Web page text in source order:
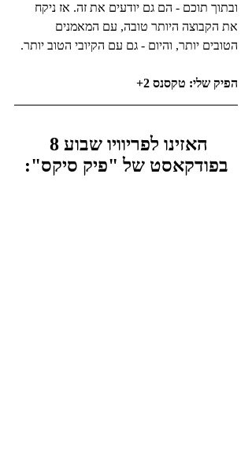
ובתוך תוכם - הם גם יודעים את זה. אז ניקח
את הקבוצה היותר טובה, עם המאמנים
הטובים יותר, והיום - גם עם הקיובי הטוב יותר.
הפיק שלי: טקסנס 2+
בפודקאסט של "פיק סיקס":